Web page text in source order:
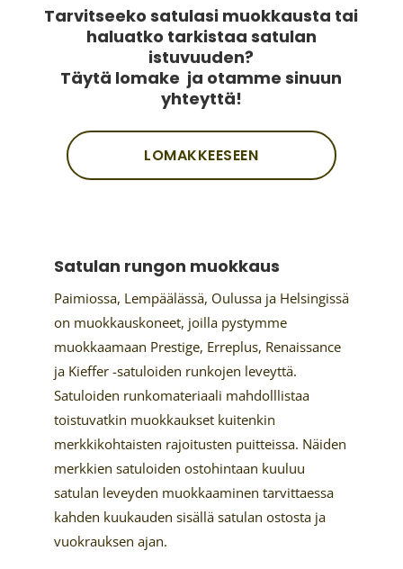
Tarvitseeko satulasi muokkausta tai
haluatko tarkistaa satulan
istuvuuden?
Täytä lomake ja otamme sinuun
yhteyttä!
LOMAKKEESEEN
Satulan rungon muokkaus
Paimiossa, Lempäälässä, Oulussa ja Helsingissä
on muokkauskoneet, joilla pystymme
muokkaamaan Prestige, Erreplus, Renaissance
ja Kieffer -satuloiden runkojen leveyttä.
Satuloiden runkomateriaali mahdolllistaa
toistuvatkin muokkaukset kuitenkin
merkkikohtaisten rajoitusten puitteissa. Näiden
merkkien satuloiden ostohintaan kuuluu
satulan leveyden muokkaaminen tarvittaessa
kahden kuukauden sisällä satulan ostosta ja
vuokrauksen ajan.